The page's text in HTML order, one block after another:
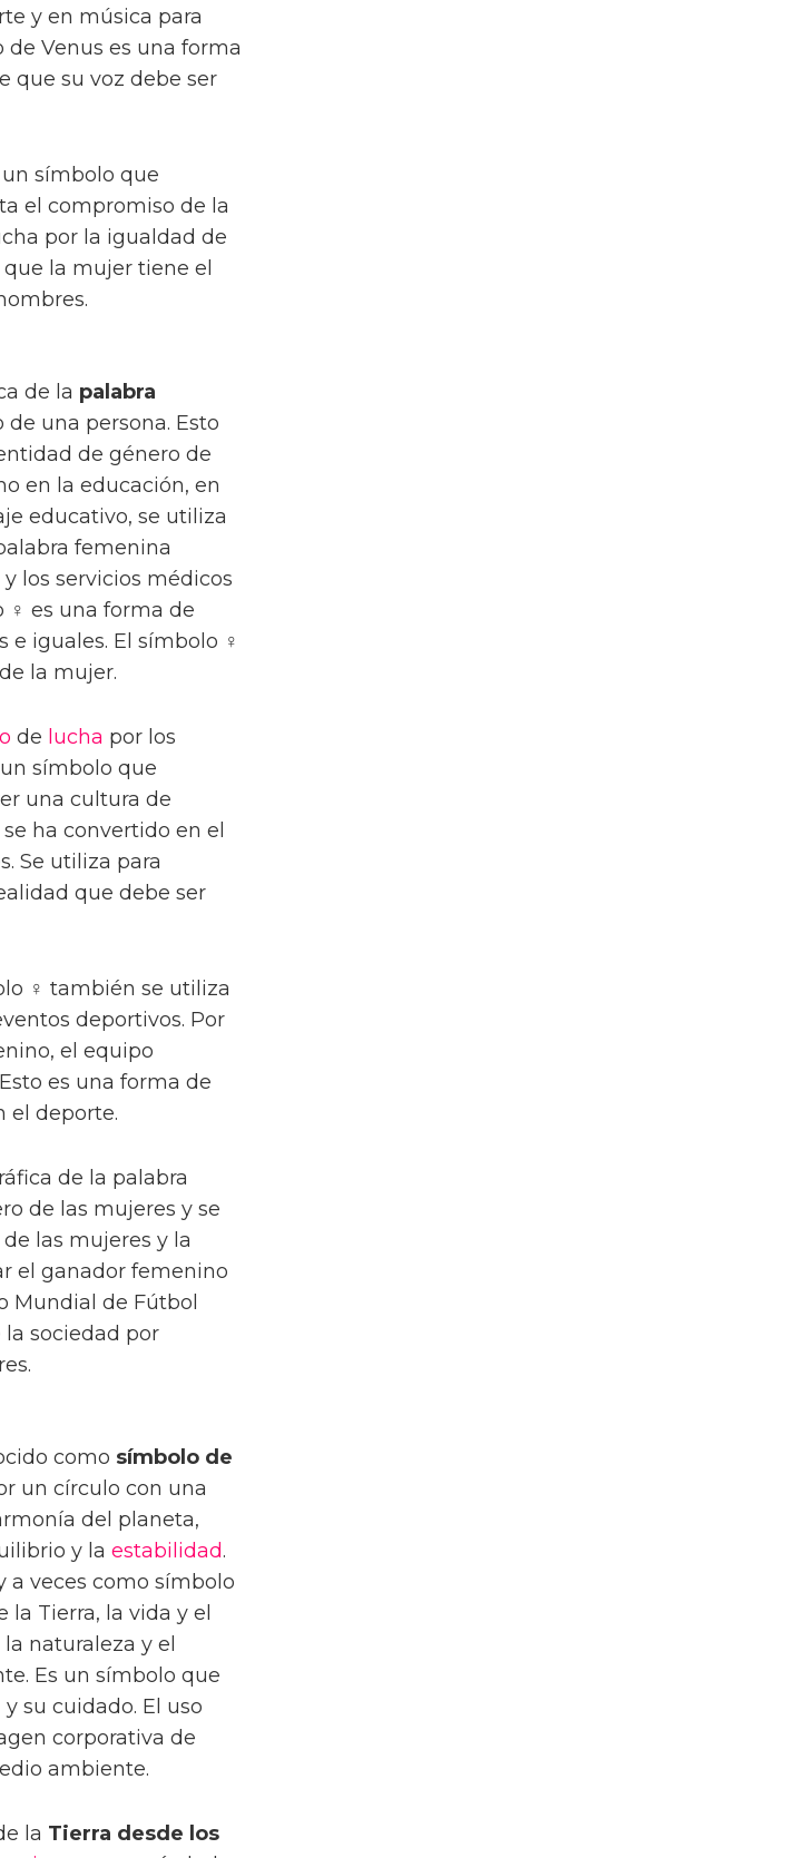
y en música para
de Venus es una forma
que su voz debe ser
símbolo que
el compromiso de la
por la igualdad de
la mujer tiene el
de la palabra
una persona. Esto
de género de
en la educación, en
educativo, se utiliza
femenina
los servicios médicos
♀ es una forma de
e iguales. El símbolo ♀
la mujer.
de lucha por los
símbolo que
una cultura de
ha convertido en el
Se utiliza para
que debe ser
♀ también se utiliza
deportivos. Por
el equipo
es una forma de
el deporte.
de la palabra
de las mujeres y se
las mujeres y la
el ganador femenino
Mundial de Fútbol
sociedad por
como símbolo de
un círculo con una
del planeta,
y la estabilidad.
a veces como símbolo
Tierra, la vida y el
naturaleza y el
Es un símbolo que
su cuidado. El uso
corporativa de
ambiente.
la Tierra desde los